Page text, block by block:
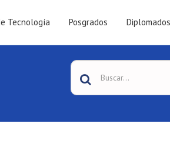
Tecnología Posgrados Diplomados